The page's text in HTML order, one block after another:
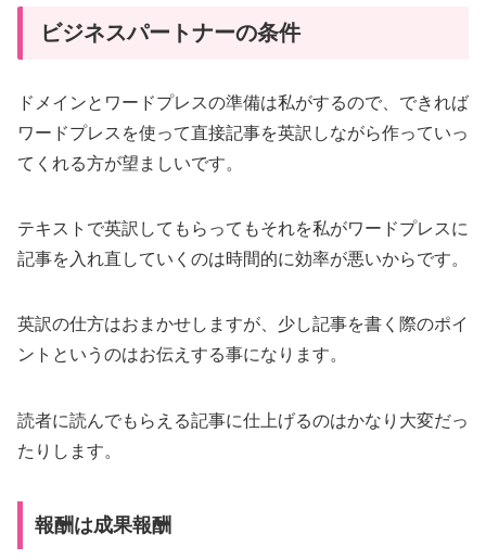
ビジネスパートナーの条件
ドメインとワードプレスの準備は私がするので、できれば
ワードプレスを使って直接記事を英訳しながら作っていっ
てくれる方が望ましいです。
テキストで英訳してもらってもそれを私がワードプレスに
記事を入れ直していくのは時間的に効率が悪いからです。
英訳の仕方はおまかせしますが、少し記事を書く際のポイ
ントというのはお伝えする事になります。
読者に読んでもらえる記事に仕上げるのはかなり大変だっ
たりします。
報酬は成果報酬